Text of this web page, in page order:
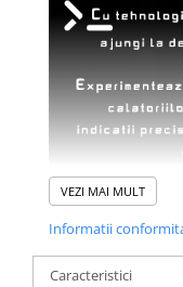
VEZI MAI MULT
Informatii
Caracteristici